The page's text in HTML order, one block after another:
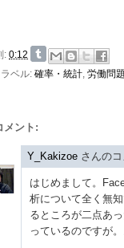
: 0:12
ラベル: 確率・統計 労働問題
メント:
Y_Kakizoe さんのコ
はじめまして。
析について全く無
るところが二点あ
っているのですが。